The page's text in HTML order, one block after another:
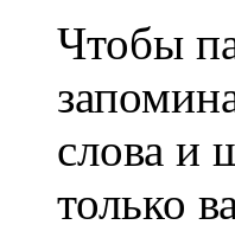
Чтобы
слова и
только